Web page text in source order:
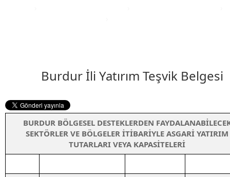
Burdur İli Yatırım Teşvik Belgesi
BURDUR BÖLGESEL DESTEKLERDEN
SEKTÖRLER VE BÖLGELER İTİBARİYLE ASGARİ YATIRIM
TUTARLARI VEYA KAPASİTELERİ